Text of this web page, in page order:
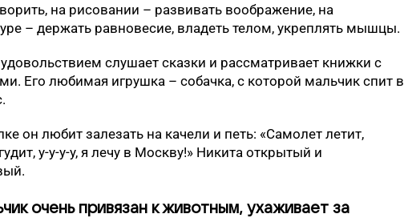
на рисовании – развивать воображение, на
– держать равновесие, владеть телом, укреплять мышцы.
слушает сказки и рассматривает книжки с
Его любимая игрушка – собачка, с которой мальчик спит в
он любит залезать на качели и петь: «Самолет летит,
у-у-у-у, я лечу в Москву!» Никита открытый и
очень привязан к животным, ухаживает за